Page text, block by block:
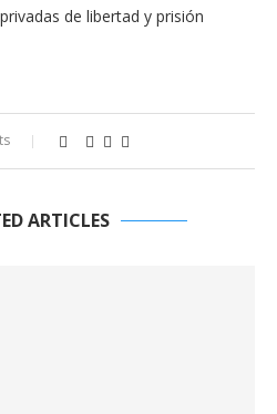
de libertad y prisión
ARTICLES